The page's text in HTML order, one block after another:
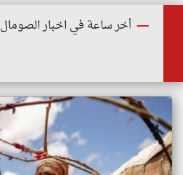
أخر ساعة في اخبار الصومال